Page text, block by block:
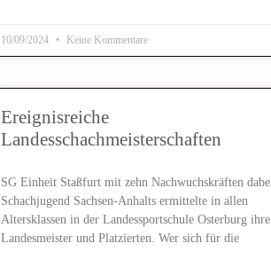
10/09/2024 Keine Kommentare
Ereignisreiche
Landesschachmeisterschaften
SG Einheit Staßfurt mit zehn Nachwuchskräften
Schachjugend Sachsen-Anhalts ermittelte in allen
Altersklassen in der Landessportschule Osterburg ihre
Landesmeister und Platzierten. Wer sich für die